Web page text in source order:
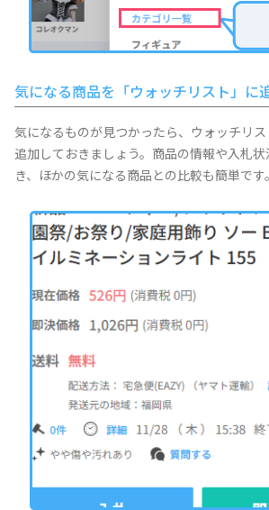
気になる商品を「ウォッチリスト」に
気になるものが見つかったら、ウォッチリ
追加しておきましょう。商品の情報や入札
き、ほかの気になる商品との比較も簡単です。